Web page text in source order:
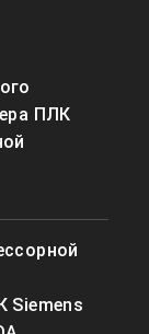
ПЛК
Siemens